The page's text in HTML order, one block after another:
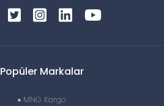
Popüler Markalar
MNG Kargo